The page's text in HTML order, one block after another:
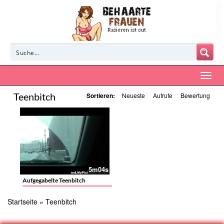
Teenbitch Sortieren: Neueste Aufrufe Bewertung
5m04s
Aufgegabelte Teenbitch
Startseite » Teenbitch